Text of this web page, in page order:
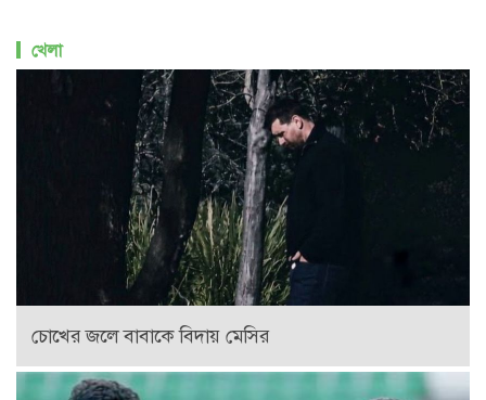
খেলা
চোখের জলে বাবাকে বিদায় মেসির